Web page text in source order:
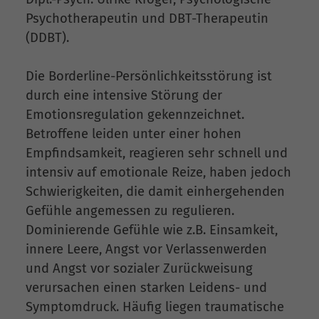
Psychotherapeutin und DBT-Therapeutin
(DDBT).
Die Borderline-Persönlichkeitsstörung ist
durch eine intensive Störung der
Emotionsregulation gekennzeichnet.
Betroffene leiden unter einer hohen
Empfindsamkeit, reagieren sehr schnell und
intensiv auf emotionale Reize, haben jedoch
Schwierigkeiten, die damit einhergehenden
Gefühle angemessen zu regulieren.
Dominierende Gefühle wie z.B. Einsamkeit,
innere Leere, Angst vor Verlassenwerden
und Angst vor sozialer Zurückweisung
verursachen einen starken Leidens- und
Symptomdruck. Häufig liegen traumatische